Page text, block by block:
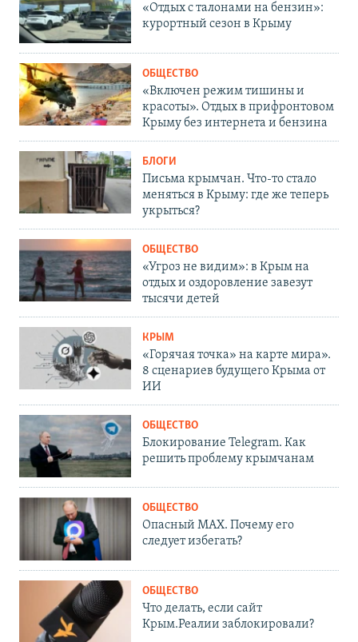
«Отдых с талонами на бензин»:
курортный сезон в Крыму
ОБЩЕСТВО
«Включен режим тишины и
красоты». Отдых в прифронтовом
Крыму без интернета и бензина
БЛОГИ
Письма крымчан. Что-то стало
меняться в Крыму: где же теперь
укрыться?
ОБЩЕСТВО
«Угроз не видим»: в Крым на
отдых и оздоровление завезут
тысячи детей
КРЫМ
«Горячая точка» на карте мира».
8 сценариев будущего Крыма от
ИИ
ОБЩЕСТВО
Блокирование Telegram. Как
решить проблему крымчанам
ОБЩЕСТВО
Опасный MAX. Почему его
следует избегать?
ОБЩЕСТВО
Что делать, если сайт
Крым.Реалии заблокировали?